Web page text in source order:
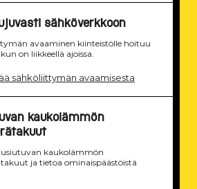
sähköverkkoon
avaaminen kiinteistölle hoituu
on liikkeellä ajoissa.
sähköliittymän avaamisesta
kaukolämmön
kaukolämmön
ja tietoa ominaispäästöistä